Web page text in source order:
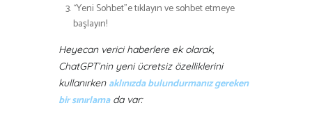
“Yeni Sohbet”e tıklayın ve sohbet etmeye
başlayın!
Heyecan verici haberlere ek olarak,
ChatGPT’nin yeni ücretsiz özelliklerini
kullanırken aklınızda bulundurmanız gereken
bir sınırlamada var: